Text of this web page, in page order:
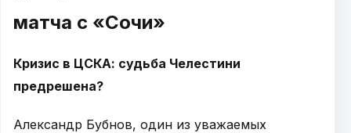
матча с «Сочи»
Кризис в ЦСКА: судьба Челестини
предрешена?
Александр Бубнов, один из уважаемых